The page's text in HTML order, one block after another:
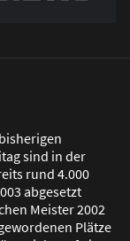
sind in der
rund 4.000
abgesetzt
Meister 2002
Plätze